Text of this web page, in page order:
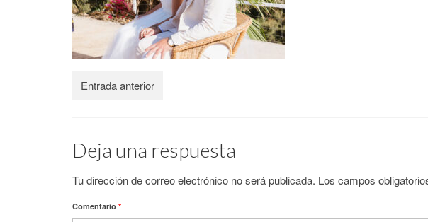
Entrada anterior
Deja una respuesta
Tu dirección de correo electrónico no será publicada. Los campos
Comentario *